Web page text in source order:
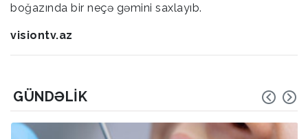
boğazında bir neçə gəmini saxlayıb.
visiontv.az
GÜNDƏLIK